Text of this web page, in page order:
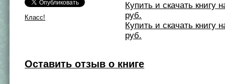
Класс!
Купить и скачать книгу
руб.
Купить и скачать книгу
руб.
Оставить отзыв о книге